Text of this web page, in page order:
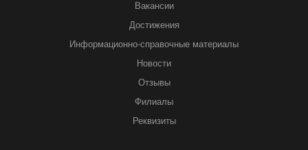
Вакансии
Достижения
Информационно-справочные материалы
Новости
Отзывы
Филиалы
Реквизиты